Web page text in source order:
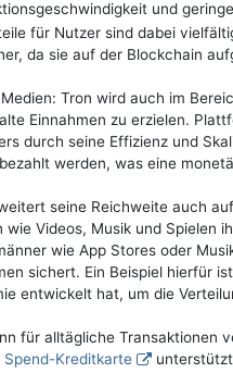
und
für Nutzer sind dabei
da sie auf der Blockchain
Tron wird auch im
Einnahmen zu erzielen.
durch seine Effizienz und
werden, was eine
seine Reichweite auch
wie Videos, Musik und Spielen
wie App Stores oder
sichert. Ein Beispiel hierfür
entwickelt hat, um die
für alltägliche Transaktionen
Spend-Kreditkarte